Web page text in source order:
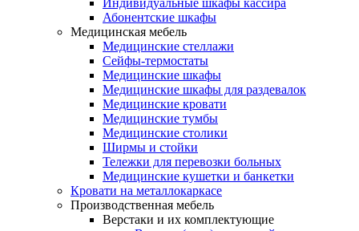
Индивидуальные шкафы кассира
Абонентские шкафы
Медицинская мебель
Медицинские стеллажи
Сейфы-термостаты
Медицинские шкафы
Медицинские шкафы для раздевалок
Медицинские кровати
Медицинские тумбы
Медицинские столики
Ширмы и стойки
Тележки для перевозки больных
Медицинские кушетки и банкетки
Кровати на металлокаркасе
Производственная мебель
Верстаки и их комплектующие